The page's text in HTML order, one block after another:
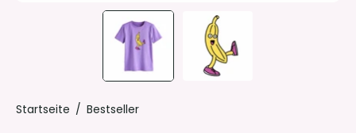
Startseite / Bestseller